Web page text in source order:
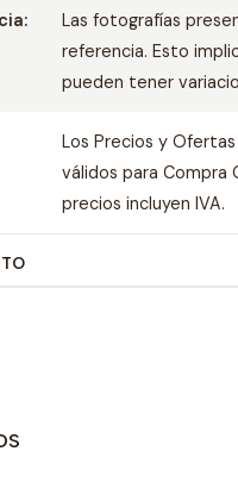
Las fotografías
referencia. Esto
pueden tener
Los Precios y
válidos para Compra
precios incluyen IVA.